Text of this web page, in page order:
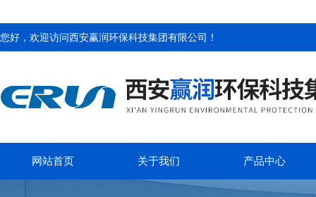
您好，欢迎访问西安赢润环保科技集团有限公司 ！
网站首页 关于我们 产品中心